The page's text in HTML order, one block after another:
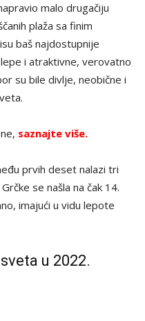
malo drugačiju
plaža sa finim
baš najdostupnije
i atraktivne, verovatno
su bile divlje, neobične i
saznajte više.
prvih deset nalazi tri
se našla na čak 14.
imajući u vidu lepote
u 2022.